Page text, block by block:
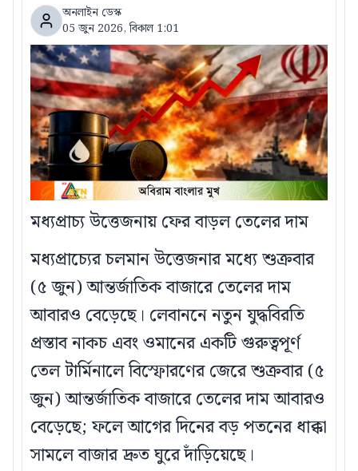
অনলাইন ডেস্ক
05 জুন 2026, বিকাল 1:01
মধ্যপ্রাচ্য উত্তেজনায় ফের বাড়ল তেলের দাম
মধ্যপ্রাচ্যের চলমান উত্তেজনার মধ্যে শুক্রবার
(৫ জুন) আন্তর্জাতিক বাজারে তেলের দাম
আবারও বেড়েছে। লেবাননে নতুন যুদ্ধবিরতি
প্রস্তাব নাকচ এবং ওমানের একটি গুরুত্বপূর্ণ
তেল টার্মিনালে বিস্ফোরণের জেরে শুক্রবার (৫
জুন) আন্তর্জাতিক বাজারে তেলের দাম আবারও
বেড়েছে; ফলে আগের দিনের বড় পতনের ধাক্কা
সামলে বাজার দ্রুত ঘুরে দাঁড়িয়েছে।